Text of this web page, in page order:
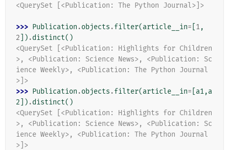
<QuerySet [<Publication: The Python Journal>]>
>>> Publication .objects .filter(article__in= 1,
2 ]) .distinct()
<QuerySet [<Publication: Highlights for Children
>, <Publication: Science News>, <Publication: Sc
ience Weekly>, <Publication: The Python Journal
>]>
>>> Publication .objects .filter(article__in= a1,a
2 ]) .distinct()
<QuerySet [<Publication: Highlights for Children
>, <Publication: Science News>, <Publication: Sc
ience Weekly>, <Publication: The Python Journal
>]>